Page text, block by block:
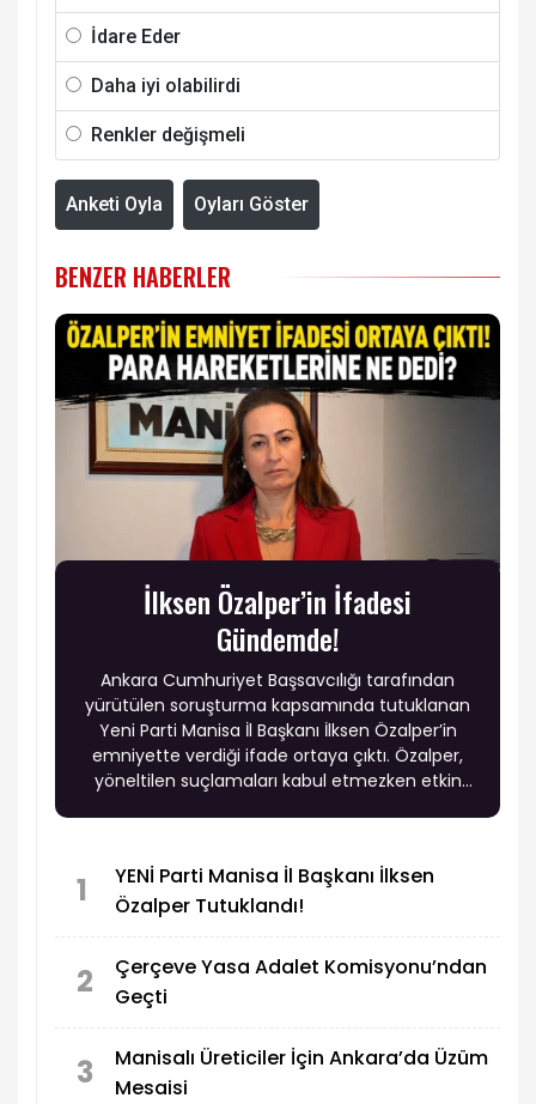
İdare Eder
Daha iyi olabilirdi
Renkler değişmeli
Anketi Oyla Oyları Göster
BENZER HABERLER
İlksen Özalper’in İfadesi
Gündemde!
Ankara Cumhuriyet Başsavcılığı tarafından
yürütülen soruşturma kapsamında tutuklanan
Yeni Parti Manisa İl Başkanı İlksen Özalper’in
emniyette verdiği ifade ortaya çıktı. Özalper,
yöneltilen suçlamaları kabul etmezken etkin
1
YENİ Parti Manisa İl Başkanı İlksen
Özalper Tutuklandı!
2
Çerçeve Yasa Adalet Komisyonu’ndan
Geçti
3
Manisalı Üreticiler İçin Ankara’da Üzüm
Mesaisi